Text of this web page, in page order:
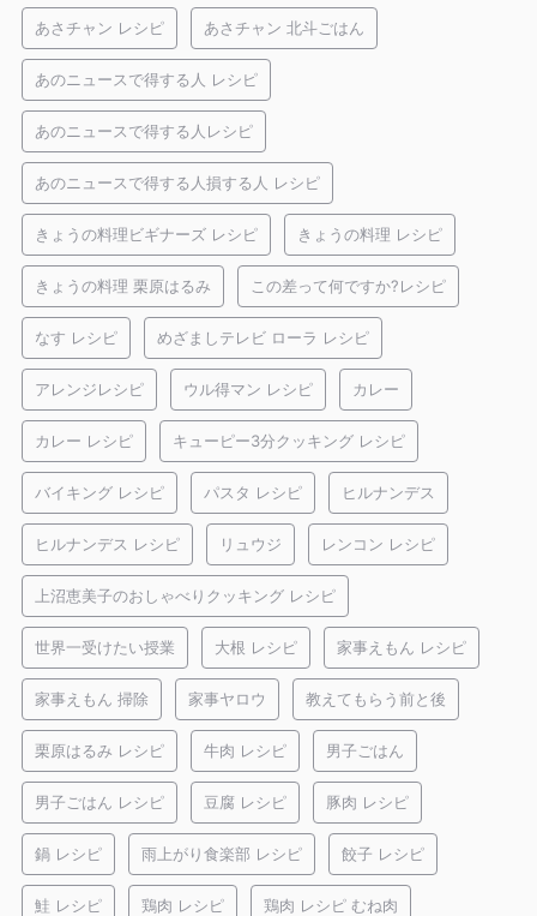
あさチャン レシピ あさチャン 北斗ごはん
あのニュースで得する人 レシピ
あのニュースで得する人レシピ
あのニュースで得する人損する人 レシピ
きょうの料理ビギナーズ レシピ きょうの料理 レシピ
きょうの料理 栗原はるみ この差って何ですか?レシピ
なす レシピ めざましテレビ ローラ レシピ
アレンジレシピ ウル得マン レシピ カレー
カレー レシピ キューピー3分クッキング レシピ
バイキング レシピ パスタ レシピ ヒルナンデス
ヒルナンデス レシピ リュウジ レンコン レシピ
上沼恵美子のおしゃべりクッキング レシピ
世界一受けたい授業 大根 レシピ 家事えもん レシピ
家事えもん 掃除 家事ヤロウ 教えてもらう前と後
栗原はるみ レシピ 牛肉 レシピ 男子ごはん
男子ごはん レシピ 豆腐 レシピ 豚肉 レシピ
鍋 レシピ 雨上がり食楽部 レシピ 餃子 レシピ
鮭 レシピ 鶏肉 レシピ 鶏肉 レシピ むね肉